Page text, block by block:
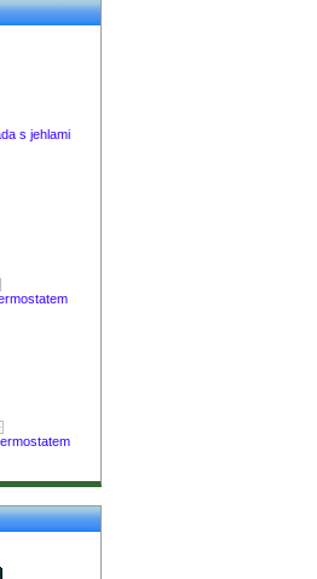
s jehlami